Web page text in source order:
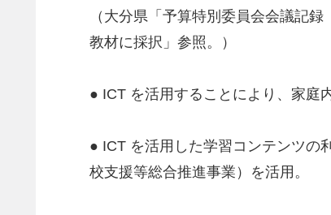
（大分県「予算特別委員会会議記
教材に採択」参照。）
● ICT を活用することにより、家庭
● ICT を活用した学習コンテンツの
校支援等総合推進事業）を活用。